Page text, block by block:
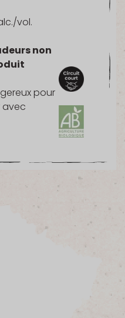
vol.
non
pour
avec